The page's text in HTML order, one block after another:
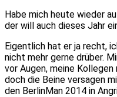
Habe mich heute wieder
der will auch dieses Jahr
Eigentlich hat er ja recht,
nicht mehr gerne drüber.
vor Augen, meine
doch die Beine versagen
den BerlinMan 2014 in